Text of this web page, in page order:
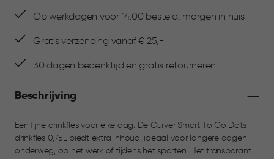
Op werkdagen voor 14:00 besteld, morgen in huis
Gratis verzending vanaf € 25,-
30 dagen bedenktijd en gratis retourneren
Beschrijving
Een fijne drinkfles voor elke dag. De Curver Smart To Go Dots
drinkfles 0,75L biedt extra inhoud, ideaal voor langere dagen
onderweg, op het werk of tijdens het sporten. Het transparante